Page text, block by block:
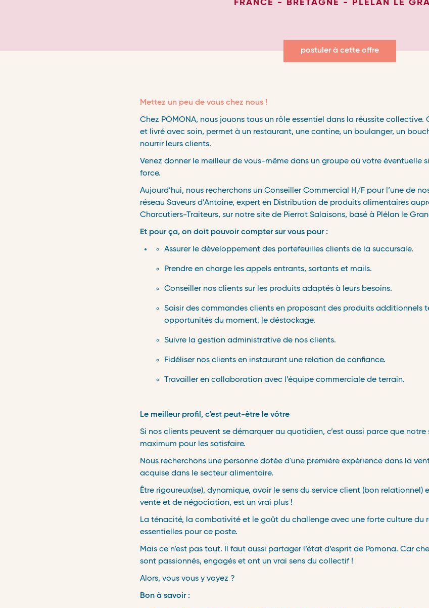
FRANCE - BRETAGNE - PLELAN LE
postuler à cette offre
Mettez un peu de vous chez nous !
Chez POMONA, nous jouons tous un rôle essentiel dans la réussite
et livré avec soin, permet à un restaurant, une cantine, un boulanger, un
nourrir leurs clients.
Venez donner le meilleur de vous-même dans un groupe où votre éventuelle
force.
Aujourd’hui, nous recherchons un Conseiller Commercial H/F pour l’une de
réseau Saveurs d’Antoine, expert en Distribution de produits alimentaires
Charcutiers-Traiteurs, sur notre site de Pierrot Salaisons, basé à Plélan le
Et pour ça, on doit pouvoir compter sur vous pour :
Assurer le développement des portefeuilles clients de la succursale.
Prendre en charge les appels entrants, sortants et mails.
Conseiller nos clients sur les produits adaptés à leurs besoins.
Saisir des commandes clients en proposant des produits additionnels
opportunités du moment, le déstockage.
Suivre la gestion administrative de nos clients.
Fidéliser nos clients en instaurant une relation de confiance.
Travailler en collaboration avec l’équipe commerciale de terrain.
Le meilleur profil, c’est peut-être le vôtre
Si nos clients peuvent se démarquer au quotidien, c’est aussi parce que
maximum pour les satisfaire.
Nous recherchons une personne dotée d'une première expérience dans la
acquise dans le secteur alimentaire.
Être rigoureux(se), dynamique, avoir le sens du service client (bon
vente et de négociation, est un vrai plus !
La ténacité, la combativité et le goût du challenge avec une forte culture du
essentielles pour ce poste.
Mais ce n’est pas tout. Il faut aussi partager l’état d’esprit de Pomona. Car
sont passionnés, engagés et ont un vrai sens du collectif !
Alors, vous vous y voyez ?
Bon à savoir :